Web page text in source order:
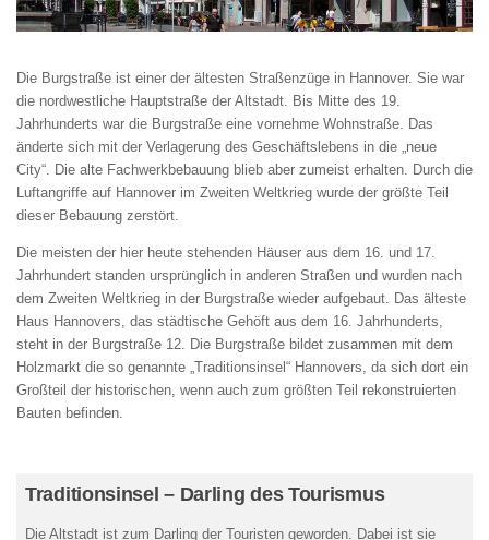
Die Burgstraße ist einer der ältesten Straßenzüge in Hannover. Sie war
die nordwestliche Hauptstraße der Altstadt. Bis Mitte des 19.
Jahrhunderts war die Burgstraße eine vornehme Wohnstraße. Das
änderte sich mit der Verlagerung des Geschäftslebens in die „neue
City“. Die alte Fachwerkbebauung blieb aber zumeist erhalten. Durch die
Luftangriffe auf Hannover im Zweiten Weltkrieg wurde der größte Teil
dieser Bebauung zerstört.
Die meisten der hier heute stehenden Häuser aus dem 16. und 17.
Jahrhundert standen ursprünglich in anderen Straßen und wurden nach
dem Zweiten Weltkrieg in der Burgstraße wieder aufgebaut. Das älteste
Haus Hannovers, das städtische Gehöft aus dem 16. Jahrhunderts,
steht in der Burgstraße 12. Die Burgstraße bildet zusammen mit dem
Holzmarkt die so genannte „Traditionsinsel“ Hannovers, da sich dort ein
Großteil der historischen, wenn auch zum größten Teil rekonstruierten
Bauten befinden.
Traditionsinsel – Darling des Tourismus
Die Altstadt ist zum Darling der Touristen geworden. Dabei ist sie